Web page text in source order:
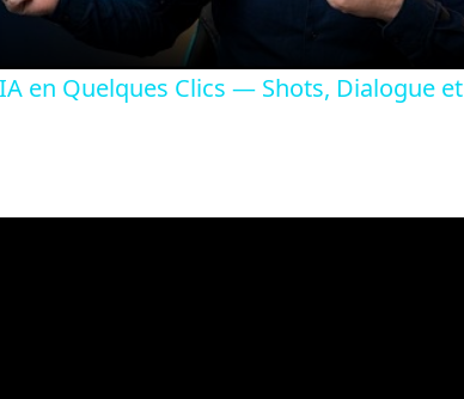
en Quelques Clics — Shots, Dialogue et